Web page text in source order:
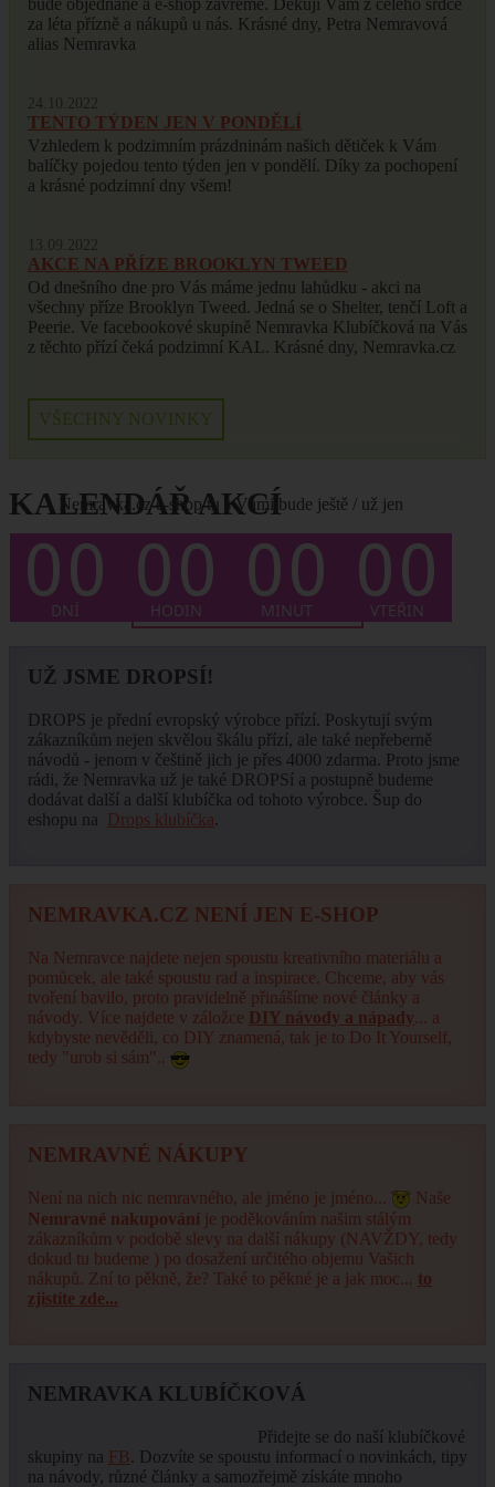
bude objednané a e-shop zavřeme. Děkuji Vám z celého srdce
za léta přízně a nákupů u nás. Krásné dny, Petra Nemravová
alias Nemravka
24.10.2022
TENTO TÝDEN JEN V PONDĚLÍ
Vzhledem k podzimním prázdninám našich dětiček k Vám
balíčky pojedou tento týden jen v pondělí. Díky za pochopení
a krásné podzimní dny všem!
13.09.2022
AKCE NA PŘÍZE BROOKLYN TWEED
Od dnešního dne pro Vás máme jednu lahůdku - akci na
všechny příze Brooklyn Tweed. Jedná se o Shelter, tenčí Loft a
Peerie. Ve facebookové skupině Nemravka Klubíčková na Vás
z těchto přízí čeká podzimní KAL. Krásné dny, Nemravka.cz
VŠECHNY NOVINKY
Nemravka.cz e-shop tu s Vámi bude ještě / už jen
KALENDÁŘ AKCÍ
Není plánován žádný termín.
... CELÝ KALENDÁŘ ZDE
UŽ JSME DROPSÍ!
DROPS je přední evropský výrobce přízí. Poskytují svým
zákazníkům nejen skvělou škálu přízí, ale také nepřeberně
návodů - jenom v češtině jich je přes 4000 zdarma. Proto jsme
rádi, že Nemravka už je také DROPSí a postupně budeme
dodávat další a další klubíčka od tohoto výrobce. Šup do
eshopu na
Drops klubíčka.
NEMRAVKA.CZ NENÍ JEN E-SHOP
Na Nemravce najdete nejen spoustu kreativního materiálu a
pomůcek, ale také spoustu rad a inspirace. Chceme, aby vás
tvoření bavilo, proto pravidelně přinášíme nové články a
návody. Více najdete v záložce DIY návody a nápady ... a
kdybyste nevěděli, co DIY znamená, tak je to Do It Yourself,
tedy "urob si sám"..
NEMRAVNÉ NÁKUPY
Není na nich nic nemravného, ale jméno je jméno...
Naše
Nemravné nakupování je poděkováním našim stálým
zákazníkům v podobě slevy na další nákupy (NAVŽDY, tedy
dokud tu budeme ) po dosažení určitého objemu Vašich
nákupů. Zní to pěkně, že? Také to pěkné je a jak moc... to
zjistíte zde...
NEMRAVKA KLUBÍČKOVÁ
Přidejte se do naší klubíčkové
skupiny na FB. Dozvíte se spoustu informací o novinkách, tipy
na návody, různé články a samozřejmě získáte mnoho